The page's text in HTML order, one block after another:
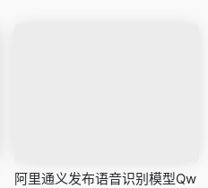
阿里通义发布语音识别模型Qw